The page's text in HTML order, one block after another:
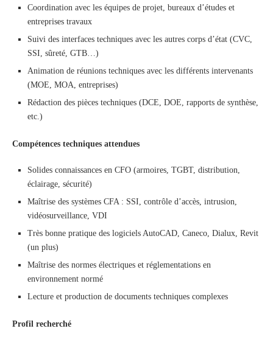
Coordination avec les équipes de projet, bureaux d’études et
entreprises travaux
Suivi des interfaces techniques avec les autres corps d’état (CVC,
SSI, sûreté, GTB…)
Animation de réunions techniques avec les différents intervenants
(MOE, MOA, entreprises)
Rédaction des pièces techniques (DCE, DOE, rapports de synthèse,
etc.)
Compétences techniques attendues
Solides connaissances en CFO (armoires, TGBT, distribution,
éclairage, sécurité)
Maîtrise des systèmes CFA : SSI, contrôle d’accès, intrusion,
vidéosurveillance, VDI
Très bonne pratique des logiciels AutoCAD, Caneco, Dialux, Revit
(un plus)
Maîtrise des normes électriques et réglementations en
environnement normé
Lecture et production de documents techniques complexes
Profil recherché